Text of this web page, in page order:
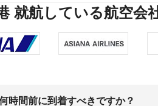
就航している航空会
時間前に到着すべきですか？